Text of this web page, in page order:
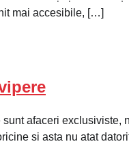
mai accesibile, […]
afaceri exclusiviste,
si asta nu atat